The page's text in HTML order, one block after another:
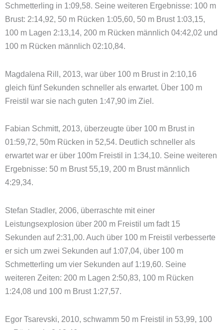
Schmetterling in 1:09,58. Seine weiteren Ergebnisse: 100 m
Brust: 2:14,92, 50 m Rücken 1:05,60, 50 m Brust 1:03,15,
100 m Lagen 2:13,14, 200 m Rücken männlich 04:42,02 und
100 m Rücken männlich 02:10,84.
Magdalena Rill, 2013, war über 100 m Brust in 2:10,16
gleich fünf Sekunden schneller als erwartet. Über 100 m
Freistil war sie nach guten 1:47,90 im Ziel.
Fabian Schmitt, 2013, überzeugte über 100 m Brust in
01:59,72, 50m Rücken in 52,54. Deutlich schneller als
erwartet war er über 100m Freistil in 1:34,10. Seine weiteren
Ergebnisse: 50 m Brust 55,19, 200 m Brust männlich
4:29,34.
Stefan Stadler, 2006, überraschte mit einer
Leistungsexplosion über 200 m Freistil um fadt 15
Sekunden auf 2:31,00. Auch über 100 m Freistil verbesserte
er sich um zwei Sekunden auf 1:07,04, über 100 m
Schmetterling um vier Sekunden auf 1:19,60. Seine
weiteren Zeiten: 200 m Lagen 2:50,83, 100 m Rücken
1:24,08 und 100 m Brust 1:27,57.
Egor Tsarevski, 2010, schwamm 50 m Freistil in 53,99, 100